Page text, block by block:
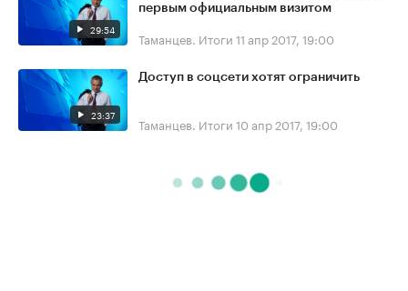
29:54
первым официальным визитом
Таманцев. Итоги 11 апр 2017, 19:00
23:37
Доступ в соцсети хотят ограничить
Таманцев. Итоги 10 апр 2017, 19:00